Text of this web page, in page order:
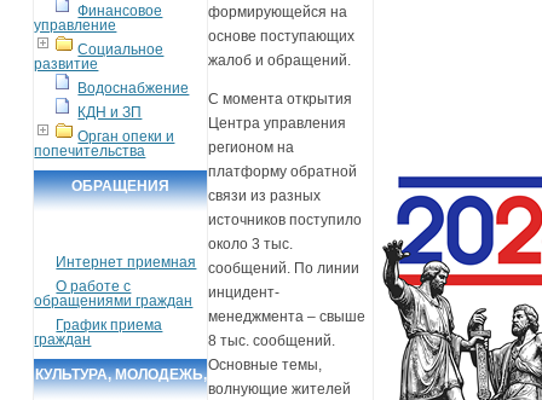
Финансовое
управление
Социальное
развитие
Водоснабжение
КДН и ЗП
Орган опеки и
попечительства
ОБРАЩЕНИЯ
Интернет приемная
О работе с
обращениями граждан
График приема
граждан
КУЛЬТУРА, МОЛОДЕЖЬ,
формирующейся на
основе поступающих
жалоб и обращений.
С момента открытия
Центра управления
регионом на
платформу обратной
связи из разных
источников поступило
около 3 тыс.
сообщений. По линии
инцидент-
менеджмента – свыше
8 тыс. сообщений.
Основные темы,
волнующие жителей